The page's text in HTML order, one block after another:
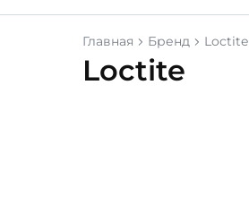
Главная Бренд Loctite
Loctite